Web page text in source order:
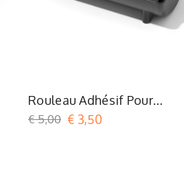
Rouleau Adhésif Pour
Stamping
€ 5,00 € 3,50